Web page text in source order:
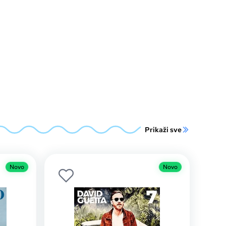
Prikaži sve
Novo Novo